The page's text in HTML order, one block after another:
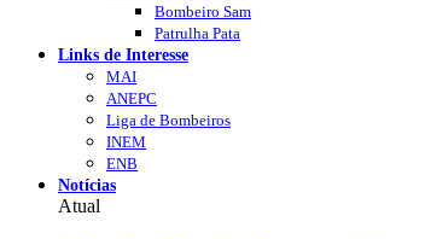
Bombeiro Sam
Patrulha Pata
Links de Interesse
MAI
ANEPC
Liga de Bombeiros
INEM
ENB
Notícias
Atual